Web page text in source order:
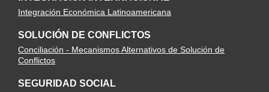
Integración Económica Latinoamericana
SOLUCIÓN DE CONFLICTOS
Conciliación - Mecanismos Alternativos de Solución de
Conflictos
SEGURIDAD SOCIAL